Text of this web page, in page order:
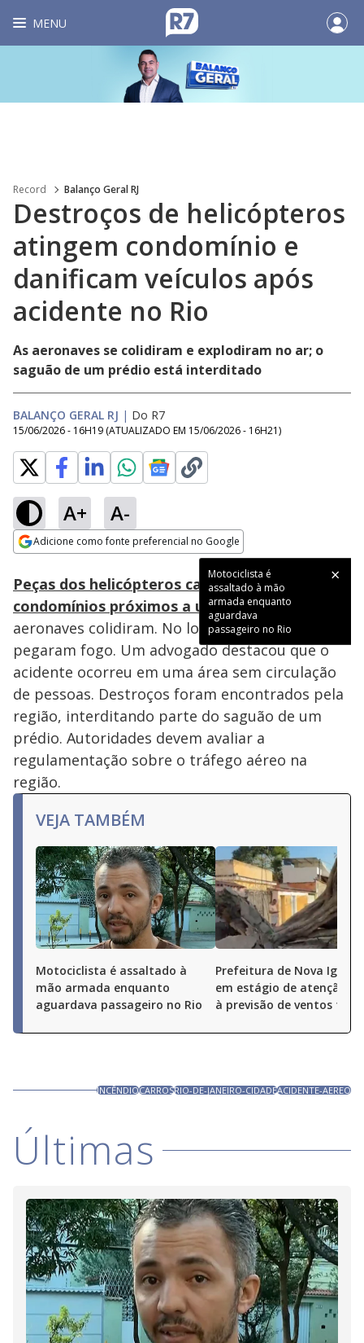
MENU
Record Balanço Geral RJ
Destroços de helicópteros
atingem condomínio e
danificam veículos após
acidente no Rio
As aeronaves se colidiram e explodiram no ar; o
saguão de um prédio está interditado
BALANÇO GERAL RJ | Do R7
15/06/2026 - 16H19 (ATUALIZADO EM 15/06/2026 - 16H21)
A+ A-
Adicione como fonte preferencial no Google
Motociclista é
assaltado à mão
armada enquanto
aguardava
passageiro no Rio
Ativar
Loaded:
40.70%
Peças dos helicópteros caíram em
condomínios próximos a um pátioonde as
aeronaves colidiram. No local, 20 veículos
pegaram fogo. Um advogado destacou que o
acidente ocorreu em uma área sem circulação
de pessoas. Destroços foram encontrados pela
região, interditando parte do saguão de um
prédio. Autoridades devem avaliar a
regulamentação sobre o tráfego aéreo na
região.
VEJA TAMBÉM
Motociclista é assaltado à
mão armada enquanto
aguardava passageiro no Rio
Prefeitura de Nova
em estágio de atenção
à previsão de ventos
INCÊNDIOCARROSRIO-DE-JANEIRO-CIDADEACIDENTE-AEREO
Últimas